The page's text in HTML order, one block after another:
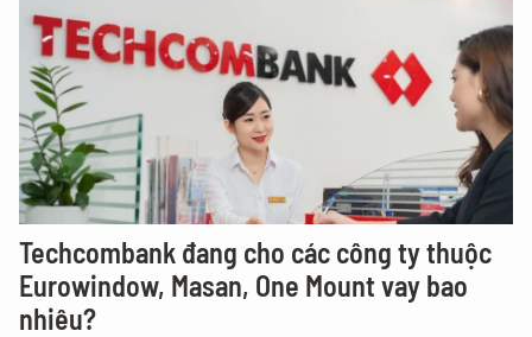
Techcombank đang cho các công ty thuộc
Eurowindow, Masan, One Mount vay bao
nhiêu?